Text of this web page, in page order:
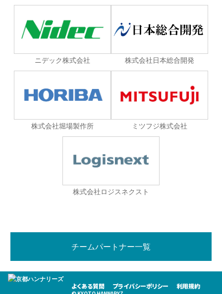
ニデック株式会社 株式会社日本総合開発
株式会社堀場製作所 ミツフジ株式会社
株式会社ロジスネクスト
チームパートナー一覧
よくある質問 プライバシーポリシー 利用規約